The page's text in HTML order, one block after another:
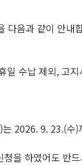
다음과 같이 안내
수납 제외, 고지
2026. 9. 23.(수)
을 하였어도 반